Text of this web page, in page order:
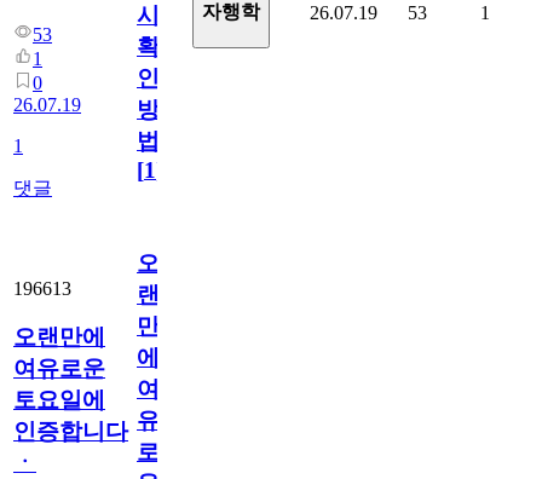
53
1
0
26.07.19
1
댓글
시
확
인
방
법
[1]
자행학 26.07.19 53 1
196613
오랜만에
여유로운
토요일에
인증합니다
ㆍ
오
랜
만
에
여
유
로